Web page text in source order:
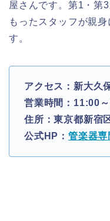
屋さんです。第1・第
もったスタッフが親
す。
アクセス：新大久
営業時間：11:00
住所：東京都新宿
公式HP： 管楽器専